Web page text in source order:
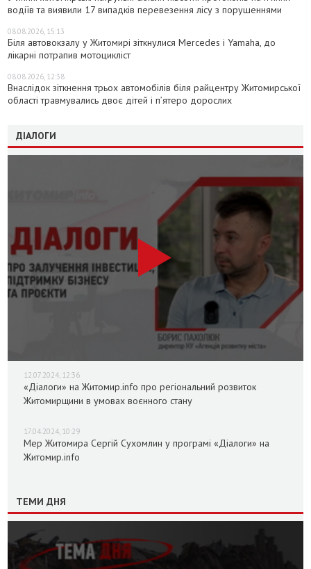
водіїв та виявили 17 випадків перевезення лісу з порушеннями
08.08.2026, 15:13
Біля автовокзалу у Житомирі зіткнулися Mercedes і Yamaha, до
лікарні потрапив мотоцикліст
08.08.2026, 12:38
Внаслідок зіткнення трьох автомобілів біля райцентру Житомирської
області травмувались двоє дітей і пʼятеро дорослих
ДІАЛОГИ
12.07.2024, 12:36
«Діалоги» на Житомир.info про регіональний розвиток
Житомирщини в умовах воєнного стану
17.04.2024, 10:29
Мер Житомира Сергій Сухомлин у програмі «Діалоги» на
Житомир.info
ТЕМИ ДНЯ